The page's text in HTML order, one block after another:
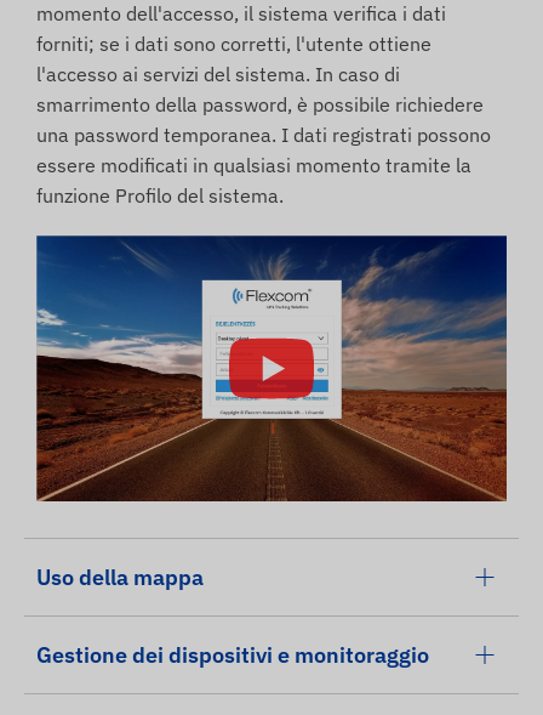
momento dell'accesso, il sistema verifica i dati
forniti; se i dati sono corretti, l'utente ottiene
l'accesso ai servizi del sistema. In caso di
smarrimento della password, è possibile richiedere
una password temporanea. I dati registrati possono
essere modificati in qualsiasi momento tramite la
funzione Profilo del sistema.
Uso della mappa
Gestione dei dispositivi e monitoraggio